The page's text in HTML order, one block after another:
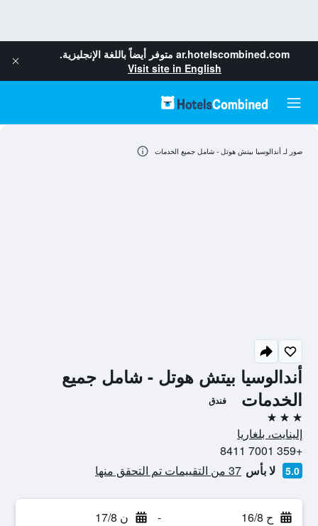
ar.hotelscombined.com متوفر أيضاً باللغة الإنجليزية.
Visit site in English
أندالوسيا بيتش هوتل - شامل جميع
الخدمات
فندق
3 نجوم
إلينايت، بلغاريا
+359 7001 8411
5.0 لا بأس 37 من التقييمات تم التحقق منها
ح 16/8 - ن 17/8
صور لـ أندالوسيا بيتش هوتل - شامل جميع الخدمات